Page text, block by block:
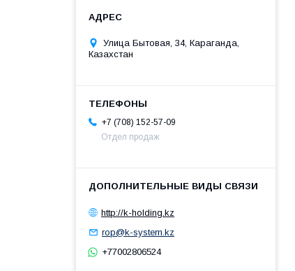
Улица Бытовая, 34, Караганда,
Казахстан
+7 (708) 152-57-09
Отдел продаж
http://k-holding.kz
rop@k-system.kz
+77002806524